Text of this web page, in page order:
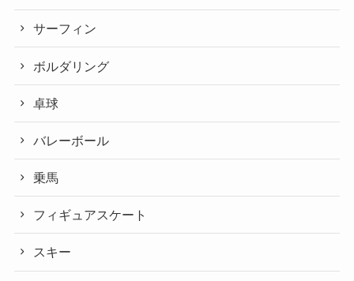
サーフィン
ボルダリング
卓球
バレーボール
乗馬
フィギュアスケート
スキー